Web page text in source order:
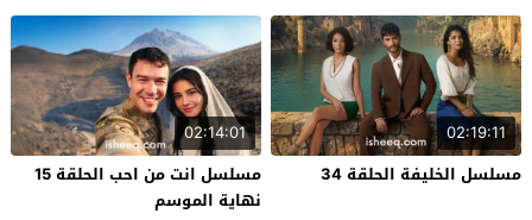
02:19:11
مسلسل الخليفة الحلقة 34
02:14:01
مسلسل انت من احب الحلقة 15
نهاية الموسم